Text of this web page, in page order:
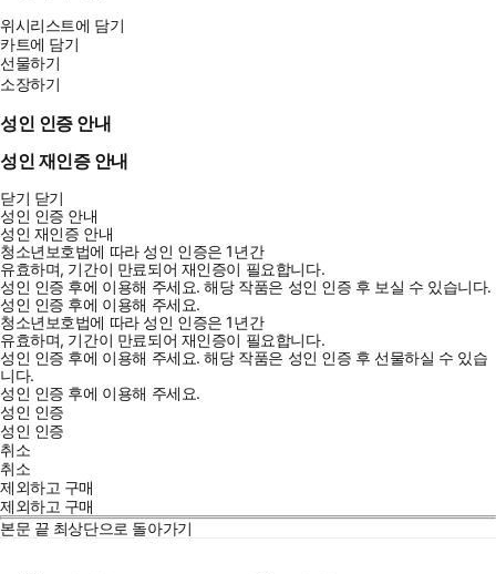
위시리스트에 담기
카트에 담기
선물하기
소장하기
성인 인증 안내
성인 재인증 안내
닫기 닫기
성인 인증 안내
성인 재인증 안내
청소년보호법에 따라 성인 인증은 1년간
유효하며, 기간이 만료되어 재인증이 필요합니다.
성인 인증 후에 이용해 주세요.해당 작품은 성인 인증 후 보실 수 있습니다.
성인 인증 후에 이용해 주세요.
청소년보호법에 따라 성인 인증은 1년간
유효하며, 기간이 만료되어 재인증이 필요합니다.
성인 인증 후에 이용해 주세요.해당 작품은 성인 인증 후 선물하실 수 있습
니다.
성인 인증 후에 이용해 주세요.
성인 인증
성인 인증
취소
취소
제외하고 구매
제외하고 구매
본문 끝 최상단으로 돌아가기